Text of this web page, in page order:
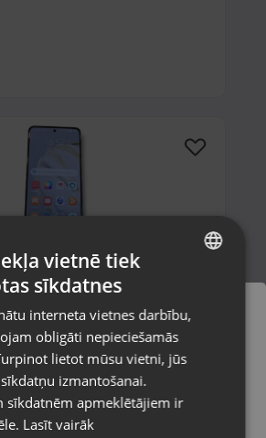
SE BNE-LX1 128GB
iela 146
6 mēneši)
tiks piegādāti uz
būs attēlots izvēlētajā
RUSSIAN
vietnē tiek
sīkdatnes
interneta vietnes darbību,
obligāti nepieciešamās
lietot mūsu vietni, jūs
izmantošanai.
sīkdatnēm apmeklētājiem ir
Lasīt vairāk